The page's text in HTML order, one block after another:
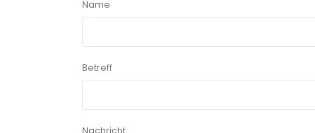
Name
Betreff
Nachricht